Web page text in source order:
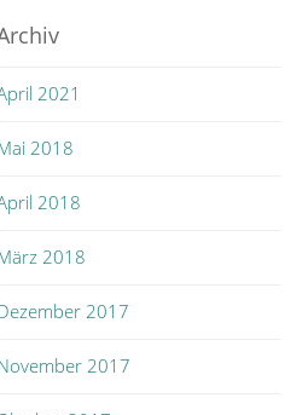
2021
2018
2018
2018
2017
2017